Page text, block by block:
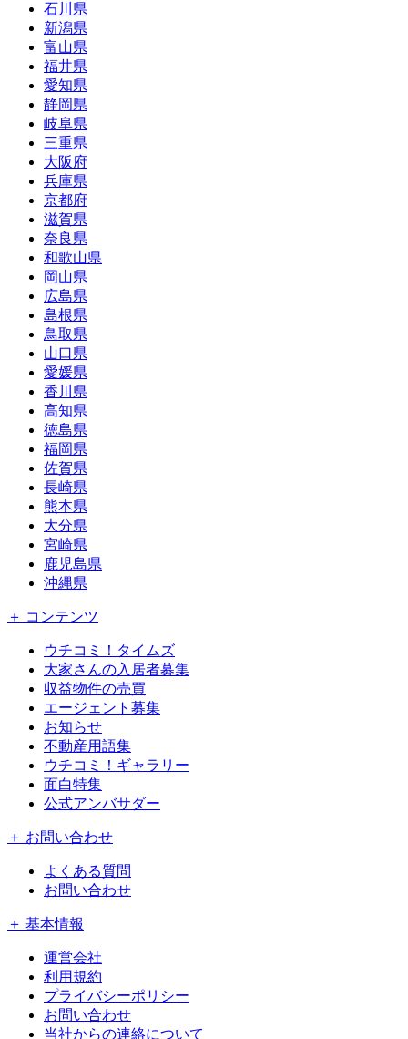
石川県
新潟県
富山県
福井県
愛知県
静岡県
岐阜県
三重県
大阪府
兵庫県
京都府
滋賀県
奈良県
和歌山県
岡山県
広島県
島根県
鳥取県
山口県
愛媛県
香川県
高知県
徳島県
福岡県
佐賀県
長崎県
熊本県
大分県
宮崎県
鹿児島県
沖縄県
＋ コンテンツ
ウチコミ！タイムズ
大家さんの入居者募集
収益物件の売買
エージェント募集
お知らせ
不動産用語集
ウチコミ！ギャラリー
面白特集
公式アンバサダー
＋ お問い合わせ
よくある質問
お問い合わせ
＋ 基本情報
運営会社
利用規約
プライバシーポリシー
お問い合わせ
当社からの連絡について